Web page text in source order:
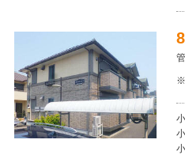
※